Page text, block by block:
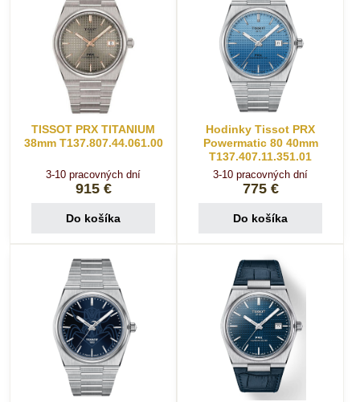
TISSOT PRX TITANIUM
38mm T137.807.44.061.00
3-10 pracovných dní
915 €
Do košíka
Hodinky Tissot PRX
Powermatic 80 40mm
T137.407.11.351.01
3-10 pracovných dní
775 €
Do košíka